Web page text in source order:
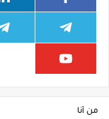
من أنا